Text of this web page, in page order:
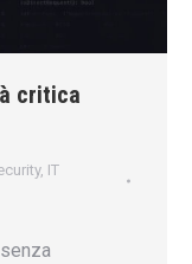
critica
, IT